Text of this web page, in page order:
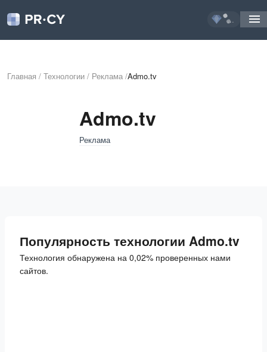
...
Главная / Технологии / Реклама /Admo.tv
Admo.tv
Реклама
Популярность технологии Admo.tv
Технология обнаружена на 0,02% проверенных нами
сайтов.